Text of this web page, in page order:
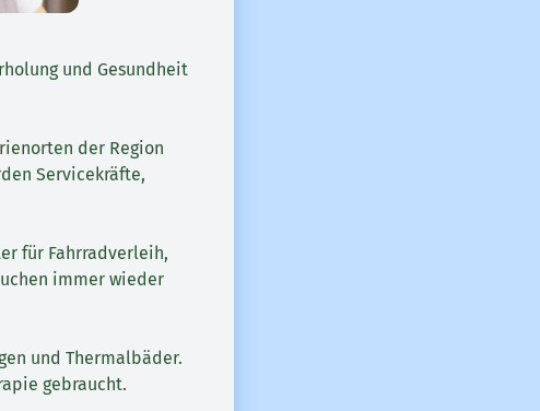
und Gesundheit
der Region
Servicekräfte,
für Fahrradverleih,
immer wieder
und Thermalbäder.
gebraucht.